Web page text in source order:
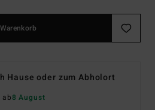
Hause oder zum Abholort
8 August